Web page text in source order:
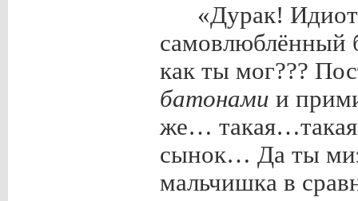
«Дурак!
самовлюблённый
как ты мог???
батонами и
же…
сынок… Да ты
мальчишка в